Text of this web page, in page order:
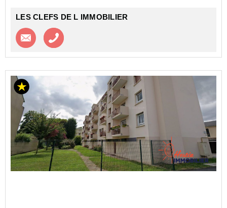
LES CLEFS DE L IMMOBILIER
Contacter l'agence